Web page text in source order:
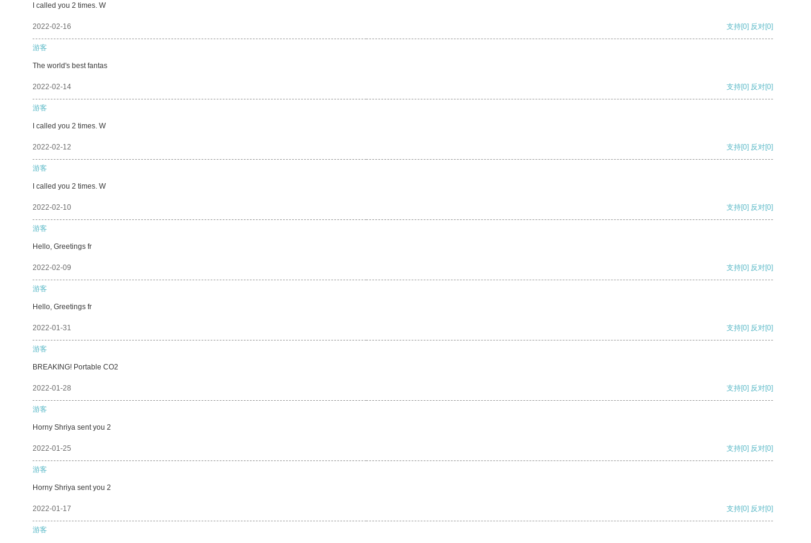
I called you 2 times. W
2022-02-16 支持[0] 反对[0]
游客
The world's best fantas
2022-02-14 支持[0] 反对[0]
游客
I called you 2 times. W
2022-02-12 支持[0] 反对[0]
游客
I called you 2 times. W
2022-02-10 支持[0] 反对[0]
游客
Hello, Greetings fr
2022-02-09 支持[0] 反对[0]
游客
Hello, Greetings fr
2022-01-31 支持[0] 反对[0]
游客
BREAKING! Portable CO2
2022-01-28 支持[0] 反对[0]
游客
Horny Shriya sent you 2
2022-01-25 支持[0] 反对[0]
游客
Horny Shriya sent you 2
2022-01-17 支持[0] 反对[0]
游客